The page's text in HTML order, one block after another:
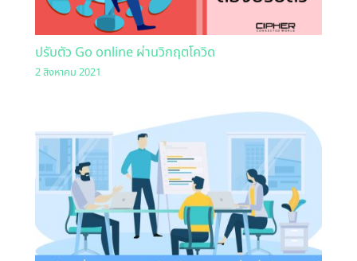
ปรับตัว Go online ผ่านวิกฤตโควิด
2 สิงหาคม 2021